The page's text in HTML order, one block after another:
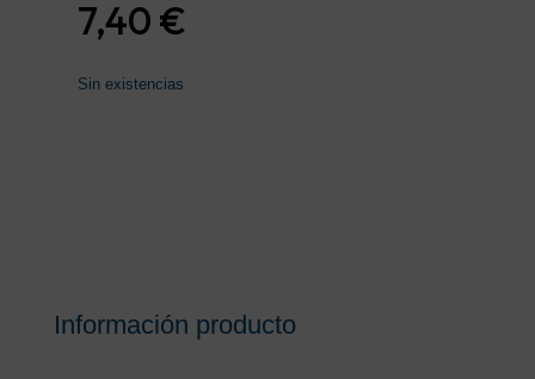
7,40 €
Sin existencias
Información producto